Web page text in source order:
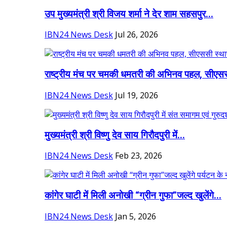
उप मुख्यमंत्री श्री विजय शर्मा ने देर शाम सहसपुर...
IBN24 News Desk Jul 26, 2026
राष्ट्रीय मंच पर चमकी धमतरी की अभिनव पहल,
IBN24 News Desk Jul 19, 2026
मुख्यमंत्री श्री विष्णु देव साय गिरौदपुरी में...
IBN24 News Desk Feb 23, 2026
कांगेर घाटी में मिली अनोखी “ग्रीन गुफा”जल्द खुलेंगे...
IBN24 News Desk Jan 5, 2026